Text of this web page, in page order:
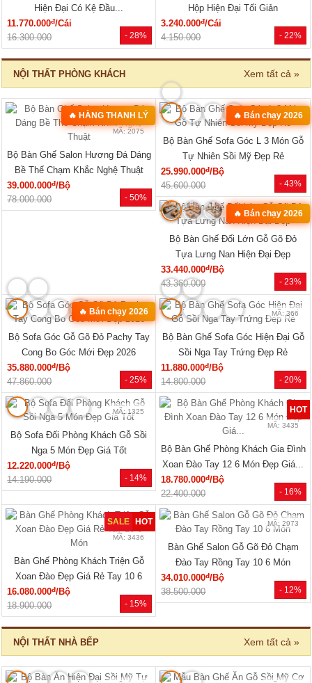
- -3%
MÃ: 2168
Tủ Đựng Đồ Nhỏ Vân Sồi Hiện Đại
Tối Giản Mới Giá Rẻ
4.320.000đ/Cái
4.200.000
- 40%
MÃ: 2137
Tủ Quần Áo Vân Sồi Tự Nhiên Tích
Hợp Kệ Bên Nhiều Tiện Ích
11.340.000đ/Cái
19.000.000
- 46%
🔥 TỦ BÁN CHẠY
Tủ Quần Áo Tự Nhiên Vân Sồi Đa
Cánh Kèm Cụm Ngăn Kéo Giá Rẻ
9.180.000đ/Cái
17.000.000
- 12%
MÃ: 2686
Tủ Quần Áo Hiện Đại Gỗ Công
Nghiệp Màu Nâu Đẹp Giá Rẻ...
7.020.000đ/Cái
8.000.000
HOT
MÃ: 7288
Sồi Màu Óc Chó Thanh Lịch
15.550.000đ /Cái
- 26%
Tủ Áo Gỗ Cao Su Veneer Óc Chó 4
Cánh Dáng Trơn Tối Giản
17.110.000đ /Cái
23.040.000
🔥 Gỗ tự nhiên 100%